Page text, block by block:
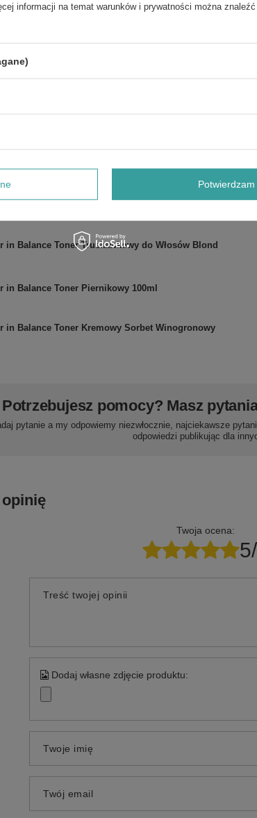
in Balance Hydra Szampon Ultranawilżający do
in Balance Toner do Włosów Syrop Klonowy 100ml
in Balance Oczyszczający Nawilżający Żel pod
Wegańskie Mleczko do Ciała z Maliną
in Balance Toner Truskawkowy do Włosów Blond
in Balance Toner Piernikowy 100ml
in Balance Toner Kremowy Sorbet Winogronowy
Potrzebujesz pomocy? Masz
pytanie a my odpowiemy niezwłocznie, najciekawsze
odpowiedzi publikując dla
Twoja ocena:
Treść twojej opinii
Dodaj własne zdjęcie produktu:
Twoje imię
Twój email
informacji na temat warunków i prywatności można